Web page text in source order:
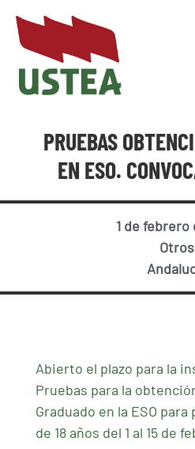
PRUEBAS
EN ESO.
1 de febrero
Otros
Abierto el plazo para la
Pruebas para la
Graduado en la ESO
de 18 años del 1 al 15 de